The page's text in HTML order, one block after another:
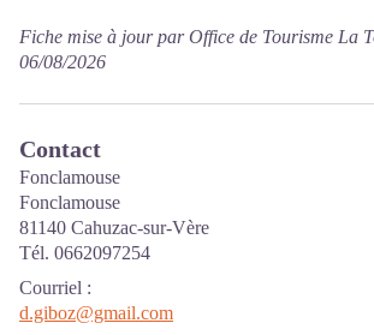
Fiche mise à jour par Office de Tourisme La
06/08/2026
Contact
Fonclamouse
Fonclamouse
81140 Cahuzac-sur-Vère
Tél. 0662097254
Courriel :
d.giboz@gmail.com